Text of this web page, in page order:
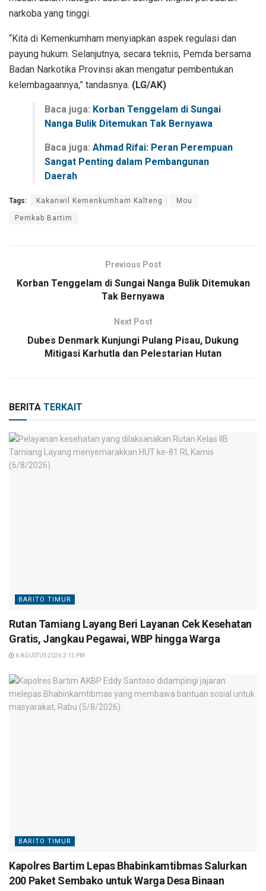
narkoba yang tinggi.
“Kita di Kemenkumham menyiapkan aspek regulasi dan
payung hukum. Selanjutnya, secara teknis, Pemda bersama
Badan Narkotika Provinsi akan mengatur pembentukan
kelembagaannya,” tandasnya. (LG/AK)
Baca juga: Korban Tenggelam di Sungai
Nanga Bulik Ditemukan Tak Bernyawa
Baca juga: Ahmad Rifai: Peran Perempuan
Sangat Penting dalam Pembangunan
Daerah
Tags: Kakanwil Kemenkumham Kalteng Mou
Pemkab Bartim
Previous Post
Korban Tenggelam di Sungai Nanga Bulik Ditemukan
Tak Bernyawa
Next Post
Dubes Denmark Kunjungi Pulang Pisau, Dukung
Mitigasi Karhutla dan Pelestarian Hutan
BERITA TERKAIT
BARITO TIMUR
Rutan Tamiang Layang Beri Layanan Cek Kesehatan
Gratis, Jangkau Pegawai, WBP hingga Warga
6 AGUSTUS 2026 3:15 PM
BARITO TIMUR
Kapolres Bartim Lepas Bhabinkamtibmas Salurkan
200 Paket Sembako untuk Warga Desa Binaan